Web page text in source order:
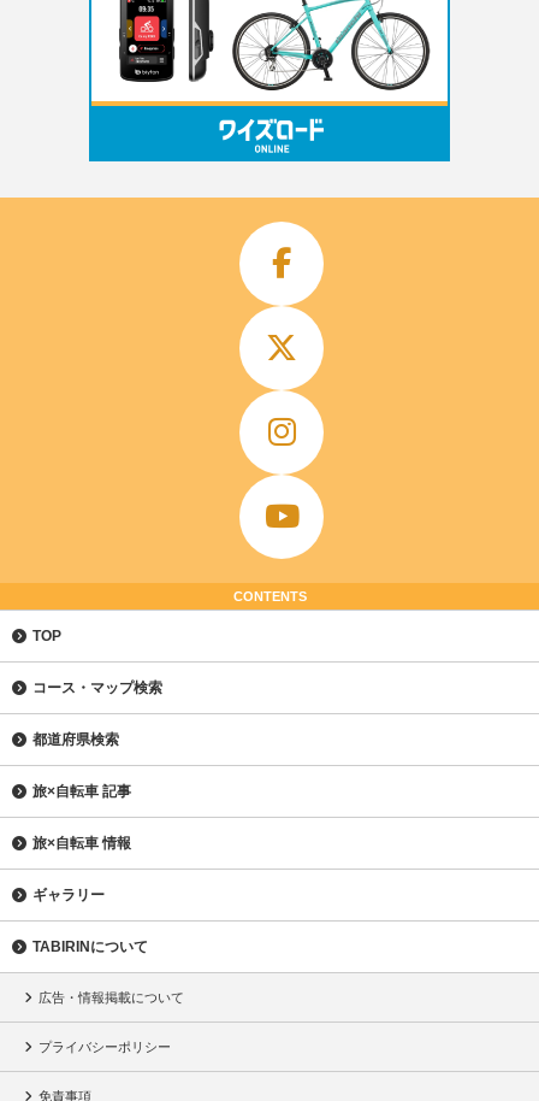
CONTENTS
TOP
コース・マップ検索
都道府県検索
旅×自転車 記事
旅×自転車 情報
ギャラリー
TABIRINについて
広告・情報掲載について
プライバシーポリシー
免責事項